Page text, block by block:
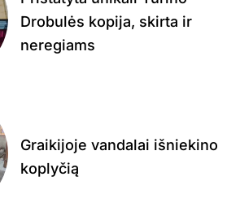
Drobulės kopija, skirta ir
neregiams
Graikijoje vandalai išniekino
koplyčią